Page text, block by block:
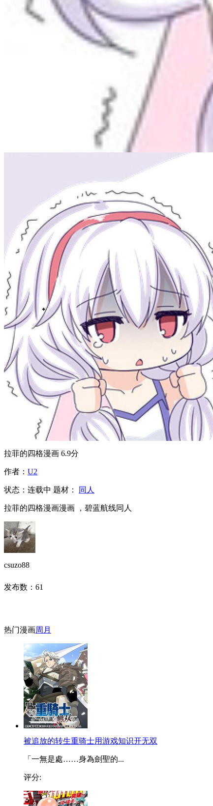
拉菲的四格漫画 6.9分
作者： U2
状态： 连载中 题材： 同人
拉菲的四格漫画漫画 ，碧蓝航线同人
csuzo88
发布数： 61
热门漫画周 月
被追放的转生重骑士用游戏知识开无双
「一無是處……身為劍聖的...
评分: